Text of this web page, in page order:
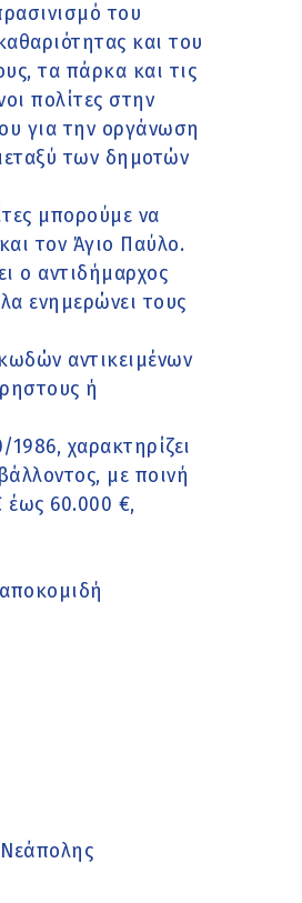
του
και του
τα πάρκα και τις
πολίτες στην
για την οργάνωση
των δημοτών
μπορούμε να
τον Άγιο Παύλο.
ο αντιδήμαρχος
ενημερώνει τους
αντικειμένων
ή
χαρακτηρίζει
με ποινή
έως 60.000 €,